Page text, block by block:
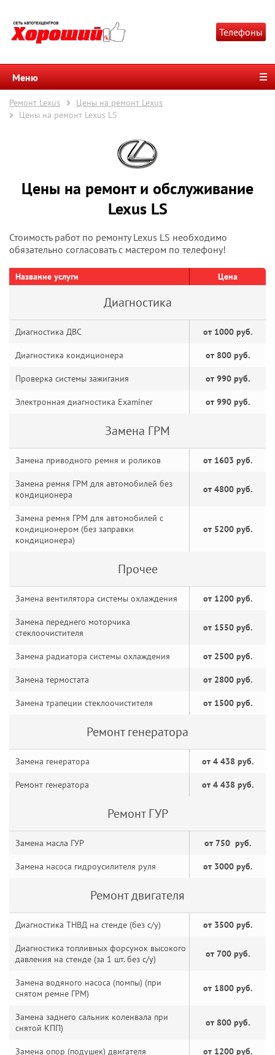
Телефоны
Меню
Ремонт Lexus
Цены на ремонт Lexus
Цены на ремонт Lexus LS
Цены на ремонт и обслуживание
Lexus LS
Стоимость работ по ремонту Lexus LS необходимо
обязательно согласовать с мастером по телефону!
Название услуги Цена
Диагностика
Диагностика ДВС от 1000 руб.
Диагностика кондиционера от 800 руб.
Проверка системы зажигания от 990 руб.
Электронная диагностика Examiner от 990 руб.
Замена ГРМ
Замена приводного ремня и роликов от 1603 руб.
Замена ремня ГРМ для автомобилей без
кондиционера
от 4800 руб.
Замена ремня ГРМ для автомобилей с
кондиционером (без заправки
кондиционера)
от 5200 руб.
Прочее
Замена вентилятора системы охлаждения от 1200 руб.
Замена переднего моторчика
стеклоочистителя
от 1550 руб.
Замена радиатора системы охлаждения от 2500 руб.
Замена термостата от 2800 руб.
Замена трапеции стеклоочистителя от 1500 руб.
Ремонт генератора
Замена генератора от 4 438 руб.
Ремонт генератора от 4 438 руб.
Ремонт ГУР
Замена масла ГУР от 750 руб.
Замена насоса гидроусилителя руля от 3000 руб.
Ремонт двигателя
Диагностика ТНВД на стенде (без с/у) от 3500 руб.
Диагностика топливных форсунок высокого
давления на стенде (за 1 шт. без с/у)
от 700 руб.
Замена водяного насоса (помпы) (при
снятом ремне ГРМ)
от 1800 руб.
Замена заднего сальник коленвала при
снятой КПП)
от 800 руб.
Замена опор (подушек) двигателя от 1200 руб.